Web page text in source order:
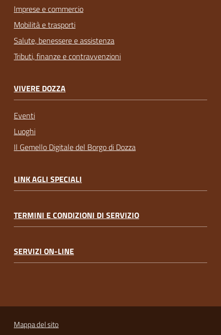
Imprese e commercio
Mobilità e trasporti
Salute, benessere e assistenza
Tributi, finanze e contravvenzioni
VIVERE DOZZA
Eventi
Luoghi
Il Gemello Digitale del Borgo di Dozza
LINK AGLI SPECIALI
TERMINI E CONDIZIONI DI SERVIZIO
SERVIZI ON-LINE
Mappa del sito